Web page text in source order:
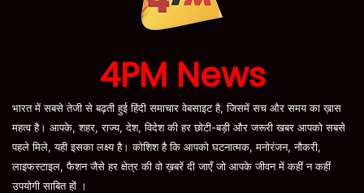
4PM News
भारत में सबसे तेजी से बढ़ती हुई हिंदी समाचार वेबसाइट है, जिसमें सच और समय का ख़ास
महत्व है। आपके, शहर, राज्य, देश, विदेश की हर छोटी-बड़ी और जरूरी खबर आपको सबसे
पहले मिले, यही इसका लक्ष्य है। कोशिश है कि आपको घटनात्मक, मनोरंजन, नौकरी,
लाइफस्टाइल, फैशन जैसे हर क्षेत्र की वो ख़बरें दी जाएँ जो आपके जीवन में कहीं न कहीं
उपयोगी साबित हों ।